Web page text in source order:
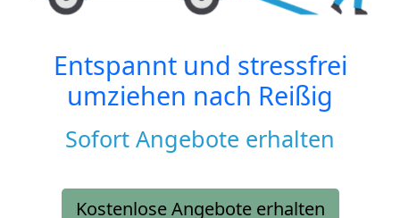
Entspannt und stressfrei
umziehen nach Reißig
Sofort Angebote erhalten
Kostenlose Angebote erhalten